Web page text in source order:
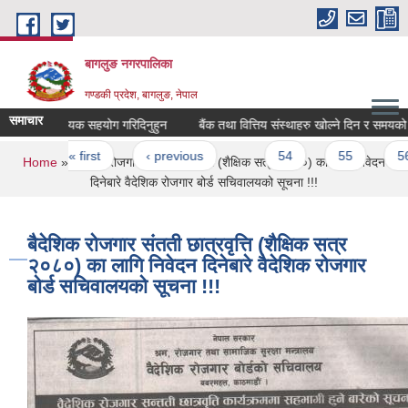
Skip to main content
बागलुङ नगरपालिका
गण्डकी प्रदेश, बागलुङ, नेपाल
समाचार
आवश्यक सहयोग गरिदिनुहुन बैंक तथा वित्तिय संस्थाहरु खोल्ने दिन र समयको
Pages
« first ‹ previous … 54 55 56
You are here
Home » बैदेशिक रोजगार संतती छात्रवृत्ति (शैक्षिक सत्र २०८०) का लागि निवेदन
दिनेबारे वैदेशिक रोजगार बोर्ड सचिवालयको सूचना !!!
बैदेशिक रोजगार संतती छात्रवृत्ति (शैक्षिक सत्र
२०८०) का लागि निवेदन दिनेबारे वैदेशिक रोजगार
बोर्ड सचिवालयको सूचना !!!